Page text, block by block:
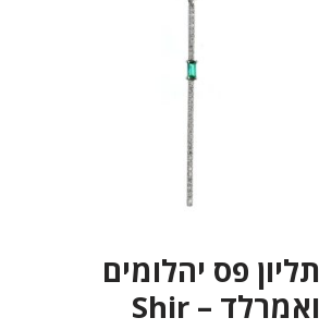
תליון פס יהלומים
ואמרלד – Shir